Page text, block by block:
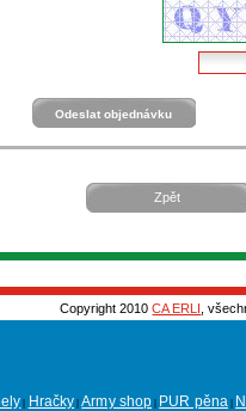
Zpět
Copyright 2010CA ERLI ,
Hračky |Army shop PUR pěna|